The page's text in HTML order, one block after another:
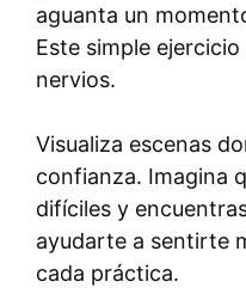
aguanta un
Este simple
nervios.
Visualiza escenas
confianza. Imagina
difíciles y
ayudarte a sentirte
cada práctica.